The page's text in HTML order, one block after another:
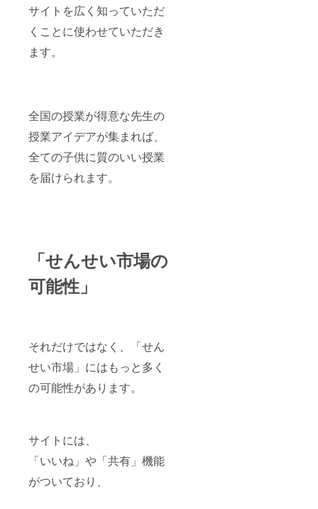
サイトを広く知っていただ
くことに使わせていただき
ます。
全国の授業が得意な先生の
授業アイデアが集まれば、
全ての子供に質のいい授業
を届けられます。
「せんせい市場の
可能性」
それだけではなく、「せん
せい市場」にはもっと多く
の可能性があります。
サイトには、
「いいね」や「共有」機能
がついており、